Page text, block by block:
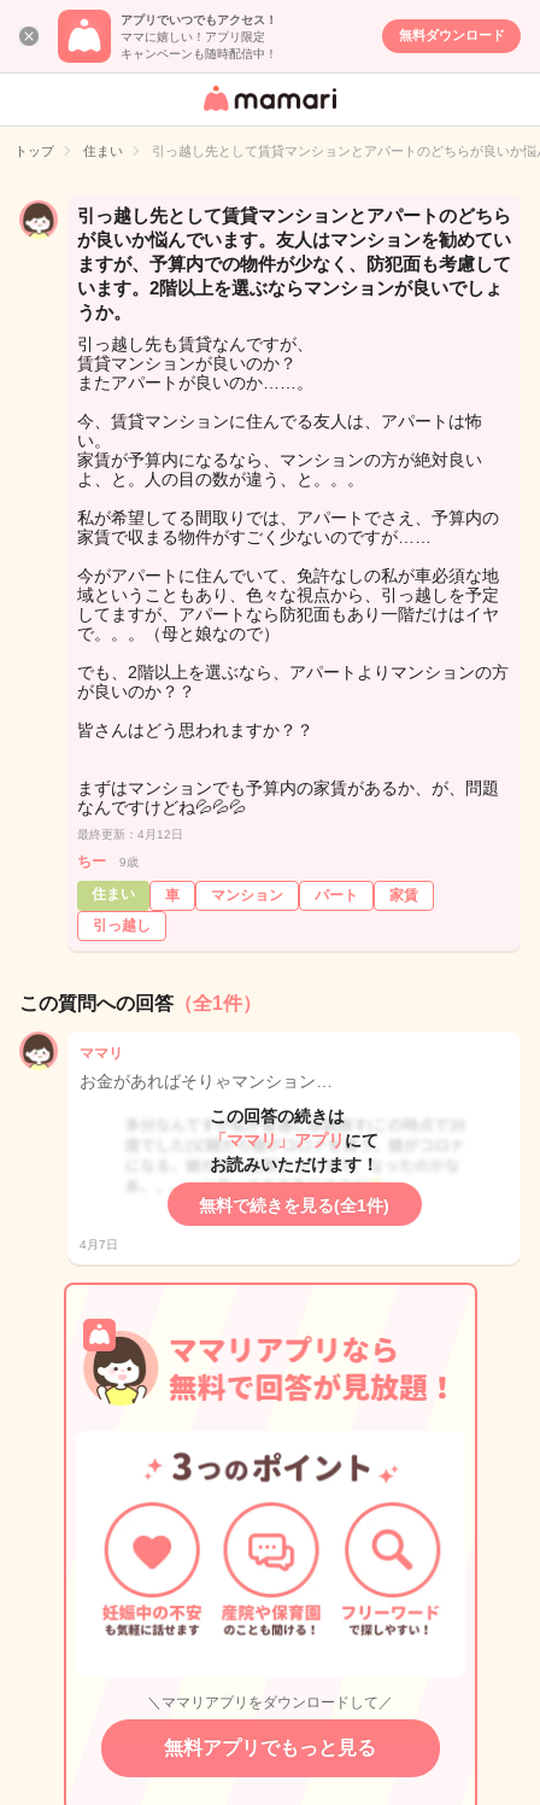
アプリでいつでもアクセス！
ママに嬉しい！アプリ限定
キャンペーンも随時配信中！
無料ダウンロード
女性専用匿名QA
イト
トップ 住まい 引っ越し先として賃貸マンションとアパートのどちらが良いか
引っ越し先として賃貸マンションとアパートのどちら
が良いか悩んでいます。友人はマンションを勧めてい
ますが、予算内での物件が少なく、防犯面も考慮して
います。2階以上を選ぶならマンションが良いでしょ
うか。
引っ越し先も賃貸なんですが、
賃貸マンションが良いのか？
またアパートが良いのか……。
今、賃貸マンションに住んでる友人は、アパートは怖
い。
家賃が予算内になるなら、マンションの方が絶対良い
よ、と。人の目の数が違う、と。。。
私が希望してる間取りでは、アパートでさえ、予算内の
家賃で収まる物件がすごく少ないのですが……
今がアパートに住んでいて、免許なしの私が車必須な地
域ということもあり、色々な視点から、引っ越しを予定
してますが、アパートなら防犯面もあり一階だけはイヤ
で。。。（母と娘なので）
でも、2階以上を選ぶなら、アパートよりマンションの方
が良いのか？？
皆さんはどう思われますか？？
まずはマンションでも予算内の家賃があるか、が、問題
なんですけどね💦💦💦
最終更新：4月12日
ちー 9歳
住まい 車 マンション パート
家賃
引っ越し
この質問への回答 （全1件）
ママリ
お金があればそりゃマンション…
この回答の続きは
「ママリ」アプリ にて
お読みいただけます！
無料で続きを見る(全1件)
4月7日
＼ママリアプリをダウンロードして／
無料アプリでもっと見る